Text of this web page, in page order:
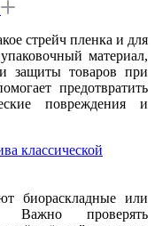
стрейч пленка и для
материал,
защиты товаров при
предотвратить
повреждения и
классической
биораскладные или
Важно проверять